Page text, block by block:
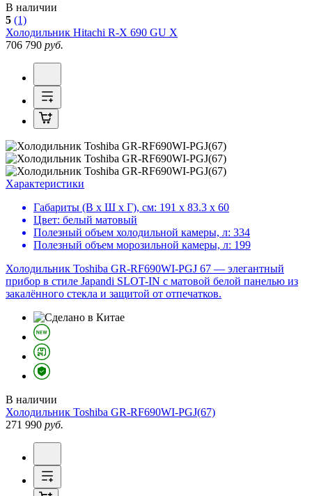
В наличии
5 (1)
Холодильник Hitachi R-X 690 GU X
706 790 руб.
Характеристики
Габариты (В х Ш х Г), см: 191 х 83.3 х 60
Цвет: белый матовый
Полезный объем холодильной камеры, л: 334
Полезный объем морозильной камеры, л: 199
Холодильник Toshiba GR-RF690WI-PGJ 67 — элегантный
прибор в стиле Japandi SLOT-IN с матовой белой панелью из
закалённого стекла и защитой от отпечатков.
В наличии
Холодильник Toshiba GR-RF690WI-PGJ(67)
271 990 руб.